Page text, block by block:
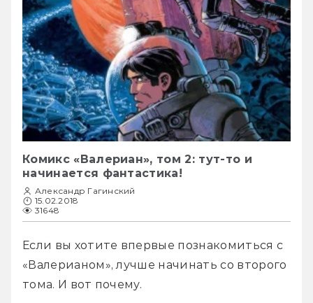
Комикс «Валериан», том 2: тут-то и
начинается фантастика!
Александр Гагинский
15.02.2018
31648
Если вы хотите впервые познакомиться с
«Валерианом», лучше начинать со второго
тома. И вот почему.